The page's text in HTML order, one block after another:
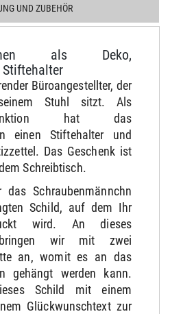
UND ZUBEHÖR
als Deko,
Stiftehalter
Büroangestellter, der
Stuhl sitzt. Als
hat das
einen Stiftehalter und
Das Geschenk ist
Schreibtisch.
Schraubenmännchn
Schild, auf dem Ihr
wird. An dieses
bringen wir mit zwei
an, womit es an das
gehängt werden kann.
Schild mit einem
Glückwunschtext zur